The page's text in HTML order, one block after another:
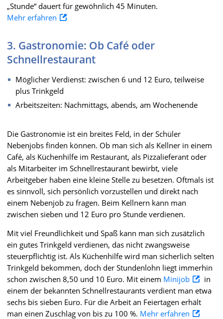
„Stunde“ dauert für gewöhnlich 45 Minuten.
Mehr erfahren
3. Gastronomie: Ob Café oder
Schnellrestaurant
Möglicher Verdienst: zwischen 6 und 12 Euro, teilweise
plus Trinkgeld
Arbeitszeiten: Nachmittags, abends, am Wochenende
Die Gastronomie ist ein breites Feld, in der Schüler
Nebenjobs finden können. Ob man sich als Kellner in einem
Café, als Küchenhilfe im Restaurant, als Pizzalieferant oder
als Mitarbeiter im Schnellrestaurant bewirbt, viele
Arbeitgeber haben eine kleine Stelle zu besetzen. Oftmals ist
es sinnvoll, sich persönlich vorzustellen und direkt nach
einem Nebenjob zu fragen. Beim Kellnern kann man
zwischen sieben und 12 Euro pro Stunde verdienen.
Mit viel Freundlichkeit und Spaß kann man sich zusätzlich
ein gutes Trinkgeld verdienen, das nicht zwangsweise
steuerpflichtig ist. Als Küchenhilfe wird man sicherlich selten
Trinkgeld bekommen, doch der Stundenlohn liegt immerhin
schon zwischen 8,50 und 10 Euro. Mit einem Minijob
in
einem der bekannten Schnellrestaurants verdient man etwa
sechs bis sieben Euro. Für die Arbeit an Feiertagen erhält
man einen Zuschlag von bis zu 100 %. Mehr erfahren